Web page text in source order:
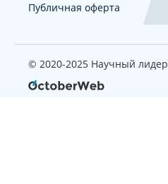
Публичная оферта
© 2020-2025 Научный лидер